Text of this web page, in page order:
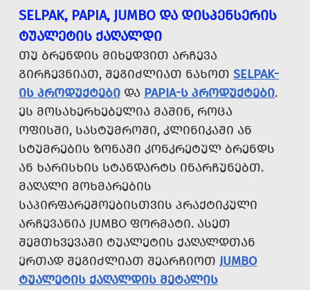
SELPAK, PAPIA, JUMBO ᲓᲐ ᲓᲘᲡᲞᲔᲜᲡᲔᲠᲘᲡ
ᲢᲣᲐᲚᲔᲢᲘᲡ ᲥᲐᲦᲐᲚᲓᲘ
ᲗᲣ ᲑᲠᲔᲜᲓᲘᲡ ᲛᲘᲮᲔᲓᲕᲘᲗ ᲐᲠᲩᲔᲕᲐ
ᲒᲘᲠᲩᲔᲕᲜᲘᲐᲗ, ᲨᲔᲒᲘᲫᲚᲘᲐᲗ ᲜᲐᲮᲝᲗ SELPAK-
ᲘᲡ ᲞᲠᲝᲓᲣᲥᲢᲔᲑᲘ ᲓᲐ PAPIA-Ს ᲞᲠᲝᲓᲣᲥᲢᲔᲑᲘ.
ᲔᲡ ᲛᲝᲡᲐᲮᲔᲠᲮᲔᲑᲔᲚᲘᲐ ᲛᲐᲨᲘᲜ, ᲠᲝᲪᲐ
ᲝᲤᲘᲡᲨᲘ, ᲡᲐᲡᲢᲣᲛᲠᲝᲨᲘ, ᲙᲚᲘᲜᲘᲙᲐᲨᲘ ᲐᲜ
ᲡᲢᲣᲛᲠᲔᲑᲘᲡ ᲖᲝᲜᲐᲨᲘ ᲙᲝᲜᲙᲠᲔᲢᲣᲚ ᲑᲠᲔᲜᲓᲡ
ᲐᲜ ᲮᲐᲠᲘᲡᲮᲘᲡ ᲡᲢᲐᲜᲓᲐᲠᲢᲡ ᲘᲜᲐᲠᲩᲣᲜᲔᲑᲗ.
ᲛᲐᲦᲐᲚᲘ ᲛᲝᲮᲛᲐᲠᲔᲑᲘᲡ
ᲡᲐᲞᲘᲠᲤᲐᲠᲔᲨᲝᲔᲑᲘᲡᲗᲕᲘᲡ ᲞᲠᲐᲥᲢᲘᲙᲣᲚᲘ
ᲐᲠᲩᲔᲕᲐᲜᲘᲐ JUMBO ᲤᲝᲠᲛᲐᲢᲘ. ᲐᲡᲔᲗ
ᲨᲔᲛᲗᲮᲕᲔᲕᲐᲨᲘ ᲢᲣᲐᲚᲔᲢᲘᲡ ᲥᲐᲦᲐᲚᲓᲗᲐᲜ
ᲔᲠᲗᲐᲓ ᲨᲔᲒᲘᲫᲚᲘᲐᲗ ᲨᲔᲐᲠᲩᲘᲝᲗ JUMBO
ᲢᲣᲐᲚᲔᲢᲘᲡ ᲥᲐᲦᲐᲚᲓᲘᲡ ᲛᲔᲢᲐᲚᲘᲡ